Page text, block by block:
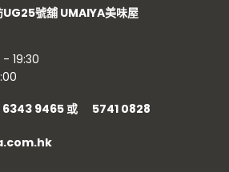
UG25號舖 UMAIYA美味屋
- 19:30
6343 9465 或 5741 0828